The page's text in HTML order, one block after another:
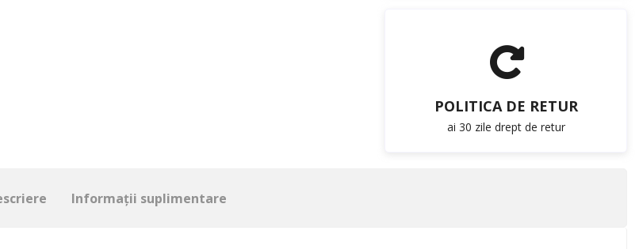
POLITICA DE RETUR
ai 30 zile drept de retur
Informații suplimentare